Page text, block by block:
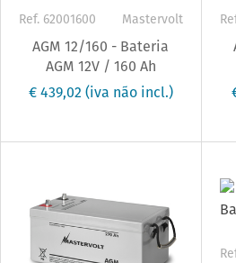
Ref. 62001600 Mastervolt
AGM 12/160 - Bateria
AGM 12V / 160 Ah
€ 439,02 (iva não incl.)